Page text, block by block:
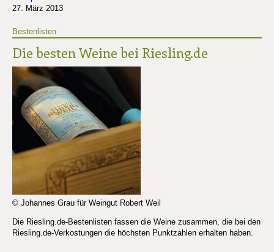
27. März 2013
Bestenlisten
Die besten Weine bei Riesling.de
© Johannes Grau für Weingut Robert Weil
Die Riesling.de-Bestenlisten fassen die Weine zusammen, die bei den
Riesling.de-Verkostungen die höchsten Punktzahlen erhalten haben.